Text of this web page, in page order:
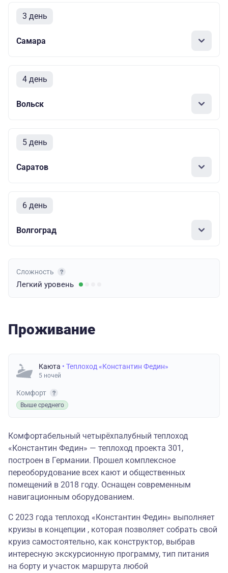
3 день
Самара
4 день
Вольск
5 день
Саратов
6 день
Волгоград
Сложность
Легкий уровень
Проживание
Каюта • Теплоход «Константин Федин»
5 ночей
Комфорт
Выше среднего
Комфортабельный четырёхпалубный теплоход
«Константин Федин» — теплоход проекта 301,
построен в Германии. Прошел комплексное
переоборудование всех кают и общественных
помещений в 2018 году. Оснащен современным
навигационным оборудованием.
С 2023 года теплоход «Константин Федин» выполняет
круизы в концепции , которая позволяет собрать свой
круиз самостоятельно, как конструктор, выбрав
интересную экскурсионную программу, тип питания
на борту и участок маршрута любой